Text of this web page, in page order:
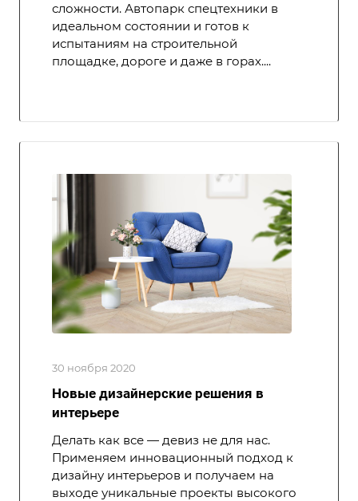
сложности. Автопарк спецтехники в
идеальном состоянии и готов к
испытаниям на строительной
площадке, дороге и даже в горах....
30 ноября 2020
Новые дизайнерские решения в
интерьере
Делать как все — девиз не для нас.
Применяем инновационный подход к
дизайну интерьеров и получаем на
выходе уникальные проекты высокого